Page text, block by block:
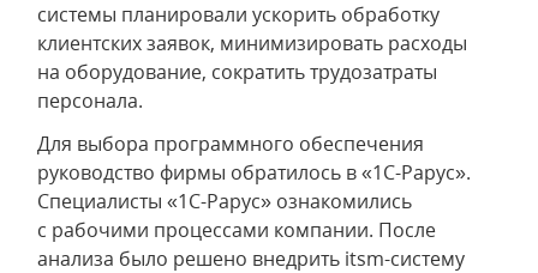
системы планировали ускорить обработку
клиентских заявок, минимизировать расходы
на оборудование, сократить трудозатраты
персонала.
Для выбора программного обеспечения
руководство фирмы обратилось в «1С-Рарус».
Специалисты «1С-Рарус» ознакомились
с рабочими процессами компании. После
анализа было решено внедрить itsm-систему